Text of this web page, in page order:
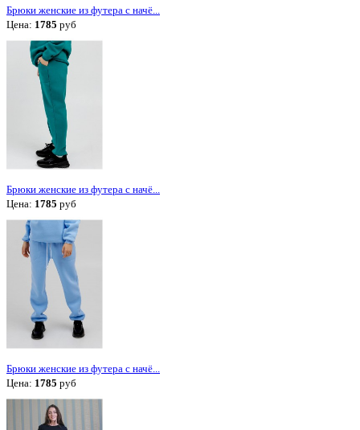
Брюки женские из футера с начё...
Цена: 1785 руб
Брюки женские из футера с начё...
Цена: 1785 руб
Брюки женские из футера с начё...
Цена: 1785 руб